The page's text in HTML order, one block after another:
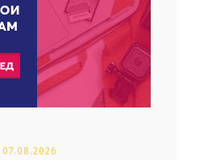
07.08.2026